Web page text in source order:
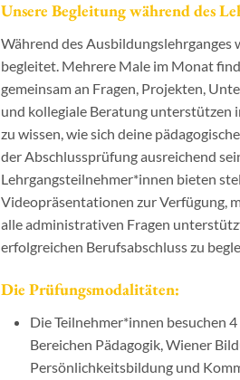
Unsere Begleitung während des
Während des
begleitet. Mehrere Male im Monat
gemeinsam an Fragen, Projekten,
und kollegiale Beratung unterstützen
zu wissen, wie sich deine
der Abschlussprüfung ausreichend
Lehrgangsteilnehmer*innen bieten
Videopräsentationen zur Verfügung,
alle administrativen Fragen
erfolgreichen Berufsabschluss zu
Die Prüfungsmodalitäten:
Die Teilnehmer*innen besuchen
Bereichen Pädagogik, Wiener
Persönlichkeitsbildung und